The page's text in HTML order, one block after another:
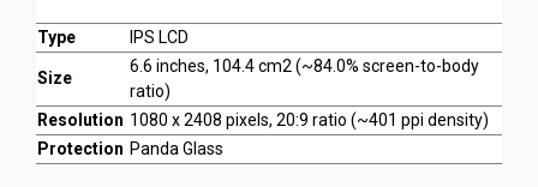
Type IPS LCD
Size
6.6 inches, 104.4 cm2 (~84.0% screen-to-body
ratio)
Resolution 1080 x 2408 pixels, 20:9 ratio (~401 ppi density)
Protection Panda Glass